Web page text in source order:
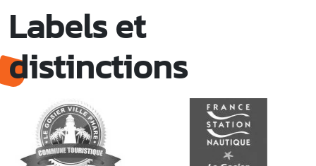
Labels et
distinctions